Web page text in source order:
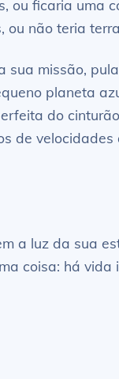
ou ficaria uma
ou não teria
sua missão,
planeta
do
de
a luz da sua
coisa: há